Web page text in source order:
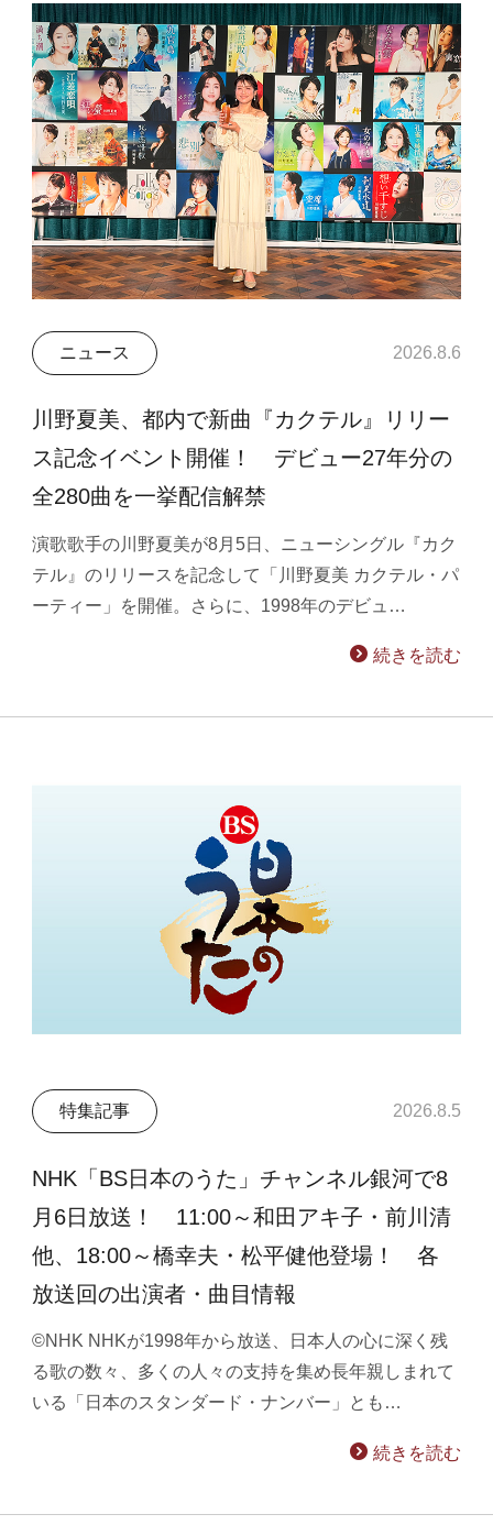
ニュース 2026.8.6
川野夏美、都内で新曲『カクテル』リリー
ス記念イベント開催！ デビュー27年分の
全280曲を一挙配信解禁
演歌歌手の川野夏美が8月5日、ニューシングル『カク
テル』のリリースを記念して「川野夏美 カクテル・パ
ーティー」を開催。さらに、1998年のデビュ…
続きを読む
特集記事 2026.8.5
NHK「BS日本のうた」チャンネル銀河で8
月6日放送！ 11:00～和田アキ子・前川清
他、18:00～橋幸夫・松平健他登場！ 各
放送回の出演者・曲目情報
©NHK NHKが1998年から放送、日本人の心に深く残
る歌の数々、多くの人々の支持を集め長年親しまれて
いる「日本のスタンダード・ナンバー」とも…
続きを読む